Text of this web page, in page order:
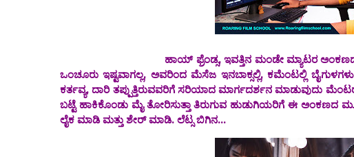
ಹಾಯ್ ಫ್ರೆಂಡ್ಸ, ಇವತ್ತಿನ ಮಂಡೇ ಮ್ಯಾಟರ ಅಂಕಣದ ಟಾಪಿಕ
ಒಂಚೂರು ಇಷ್ಟವಾಗಲ್ಲ, ಅವರಿಂದ ಮೆಸೆಜ ಇನಬಾಕ್ಸಲ್ಲಿ, ಕಮೆಂಟಲ್ಲಿ
ಕರ್ತವ್ಯ, ದಾರಿ ತಪ್ಪುತ್ತಿರುವವರಿಗೆ ಸರಿಯಾದ ಮಾರ್ಗದರ್ಶನ ಮಾಡುವುದು
ಬಟ್ಟೆ ಹಾಕಿಕೊಂಡು ಮೈ ತೋರಿಸುತ್ತಾ ತಿರುಗುವ ಹುಡುಗಿಯರಿಗೆ ಈ ಅಂಕಣದ
ಲೈಕ‌ ಮಾಡಿ ಮತ್ತು ಶೇರ್ ಮಾಡಿ. ಲೆಟ್ಸ ಬಿಗಿನ...